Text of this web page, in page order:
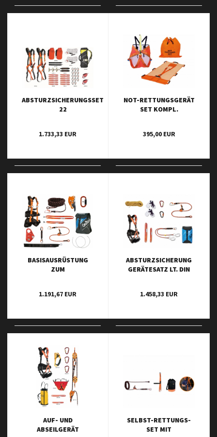
ABSTURZSICHERUNGSSET
22
1.733,33 EUR
NOT-RETTUNGSGERÄT
SET KOMPL.
395,00 EUR
BASISAUSRÜSTUNG
ZUM
1.191,67 EUR
ABSTURZSICHERUNG
GERÄTESATZ LT. DIN
1.458,33 EUR
AUF- UND
ABSEILGERÄT
SELBST-RETTUNGS-
SET MIT